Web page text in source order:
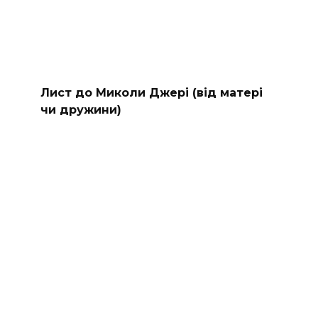
Лист до Миколи Джері (від матері
чи дружини)